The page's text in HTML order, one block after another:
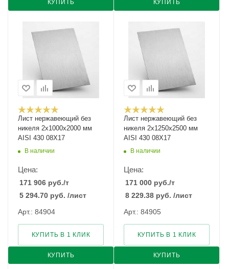
КУПИТЬ КУПИТЬ
Лист нержавеющий без
никеля 2х1000х2000 мм
AISI 430 08Х17
В наличии
Цена:
171 906 руб./т
5 294.70 руб. /лист
Арт.: 84904
КУПИТЬ
КУПИТЬ В 1 КЛИК
Лист нержавеющий без
никеля 2х1250х2500 мм
AISI 430 08Х17
В наличии
Цена:
171 000 руб./т
8 229.38 руб. /лист
Арт.: 84905
КУПИТЬ
КУПИТЬ В 1 КЛИК